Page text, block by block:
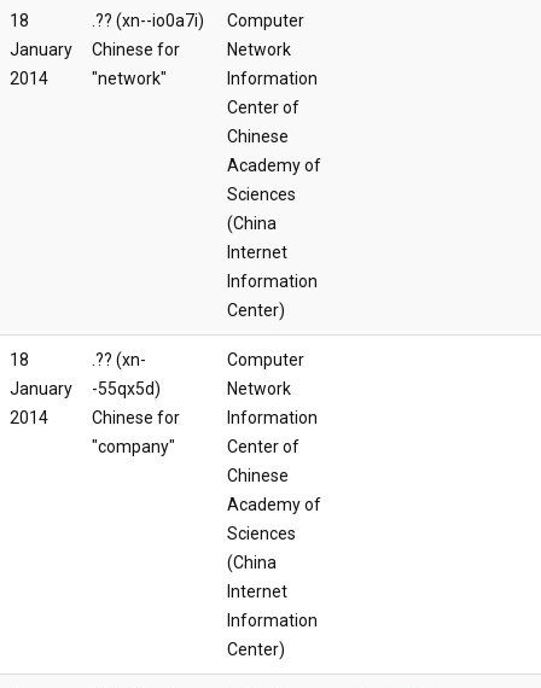
18
January
2014
.?? (xn--io0a7i) 
Chinese for
"network"
Computer
Network
Information
Center of
Chinese
Academy of
Sciences
(China
Internet
Information
Center)
18
January
2014
.?? (xn-
-55qx5d) 
Chinese for
"company"
Computer
Network
Information
Center of
Chinese
Academy of
Sciences
(China
Internet
Information
Center)